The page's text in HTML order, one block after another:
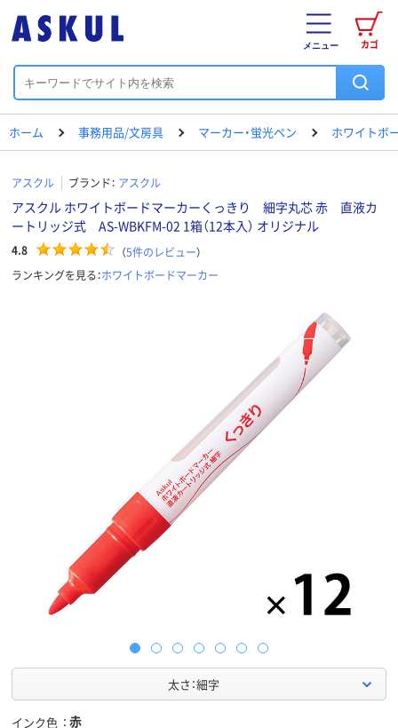
カゴ
メニュー
ホーム 事務用品/文房具 マーカー・蛍光ペン ホワイトボ
アスクル ブランド： アスクル
アスクル ホワイトボードマーカーくっきり 細字丸芯 赤 直液カ
ートリッジ式 AS-WBKFM-02 1箱（12本入） オリジナル
4.8 （5件のレビュー）
ランキングを見る：ホワイトボードマーカー
太さ：細字
インク色 赤